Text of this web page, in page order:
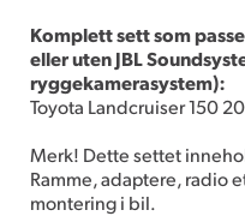
Komplett sett som
eller uten JBL
ryggekamerasystem):
Toyota Landcruiser 150
Merk! Dette settet
Ramme, adaptere, radio
montering i bil.